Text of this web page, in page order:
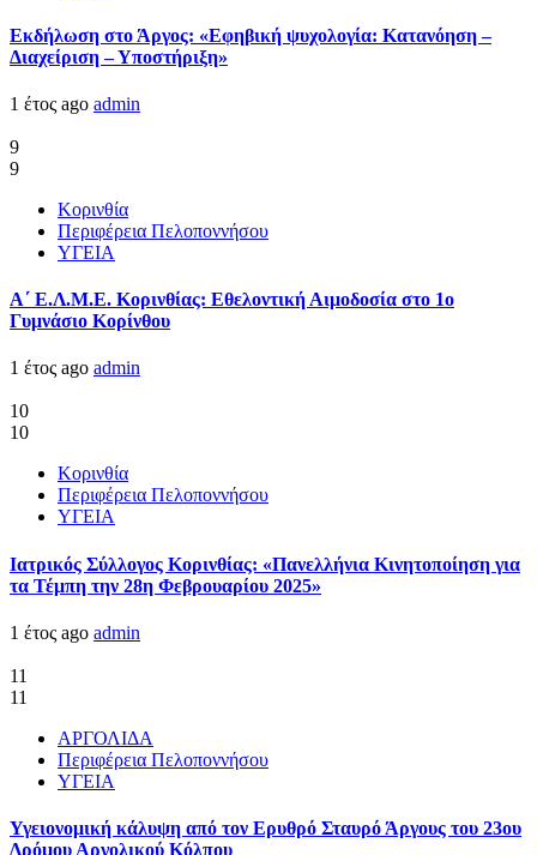
Εκδήλωση στο Άργος: «Εφηβική ψυχολογία: Κατανόηση –
Διαχείριση – Υποστήριξη»
1 έτος ago admin
9
9
Κορινθία
Περιφέρεια Πελοποννήσου
ΥΓΕΙΑ
Α΄ Ε.Λ.Μ.Ε. Κορινθίας: Εθελοντική Αιμοδοσία στο 1ο
Γυμνάσιο Κορίνθου
1 έτος ago admin
10
10
Κορινθία
Περιφέρεια Πελοποννήσου
ΥΓΕΙΑ
Ιατρικός Σύλλογος Κορινθίας: «Πανελλήνια Κινητοποίηση για
τα Τέμπη την 28η Φεβρουαρίου 2025»
1 έτος ago admin
11
11
ΑΡΓΟΛΙΔΑ
Περιφέρεια Πελοποννήσου
ΥΓΕΙΑ
Υγειονομική κάλυψη από τον Ερυθρό Σταυρό Άργους του 23ου
Δρόμου Αργολικού Κόλπου